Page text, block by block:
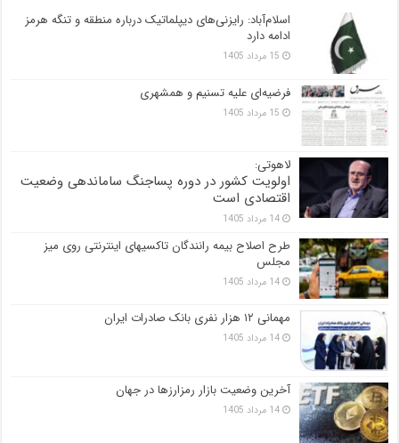
اسلام‌آباد: رایزنی‌های دیپلماتیک درباره منطقه و تنگه هرمز
ادامه دارد
15 مرداد 1405
فرضیه‌ای علیه تسنیم و همشهری
15 مرداد 1405
لاهوتی:
اولویت کشور در دوره پساجنگ ساماندهی وضعیت
اقتصادی است
14 مرداد 1405
طرح اصلاح بیمه رانندگان تاکسیهای اینترنتی روی میز
مجلس
14 مرداد 1405
مهمانی ۱۲ هزار نفری بانک صادرات ایران
14 مرداد 1405
آخرین وضعیت بازار رمزارزها در جهان
14 مرداد 1405